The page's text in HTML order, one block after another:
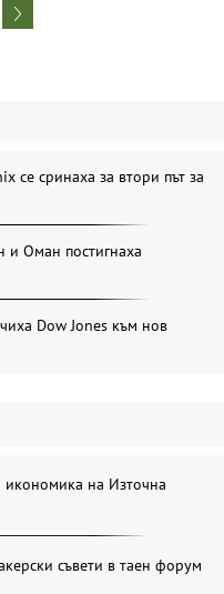
се сринаха за втори път за
и Оман постигнаха
Dow Jones към нов
икономика на Източна
съвети в таен форум